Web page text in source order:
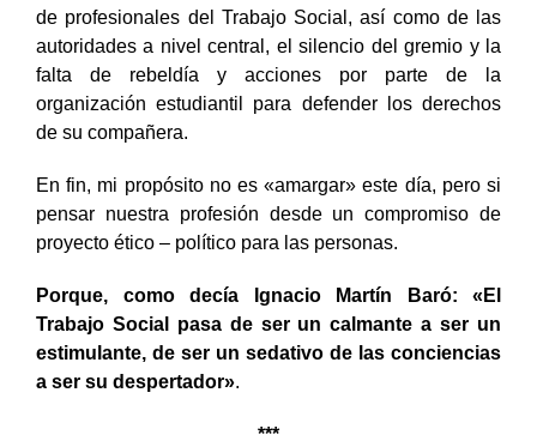
de profesionales del Trabajo Social, así como de las
autoridades a nivel central, el silencio del gremio y la
falta de rebeldía y acciones por parte de la
organización estudiantil para defender los derechos
de su compañera.
En fin, mi propósito no es «amargar» este día, pero si
pensar nuestra profesión desde un compromiso de
proyecto ético – político para las personas.
Porque, como decía Ignacio Martín Baró: «El
Trabajo Social pasa de ser un calmante a ser un
estimulante, de ser un sedativo de las conciencias
a ser su despertador».
***